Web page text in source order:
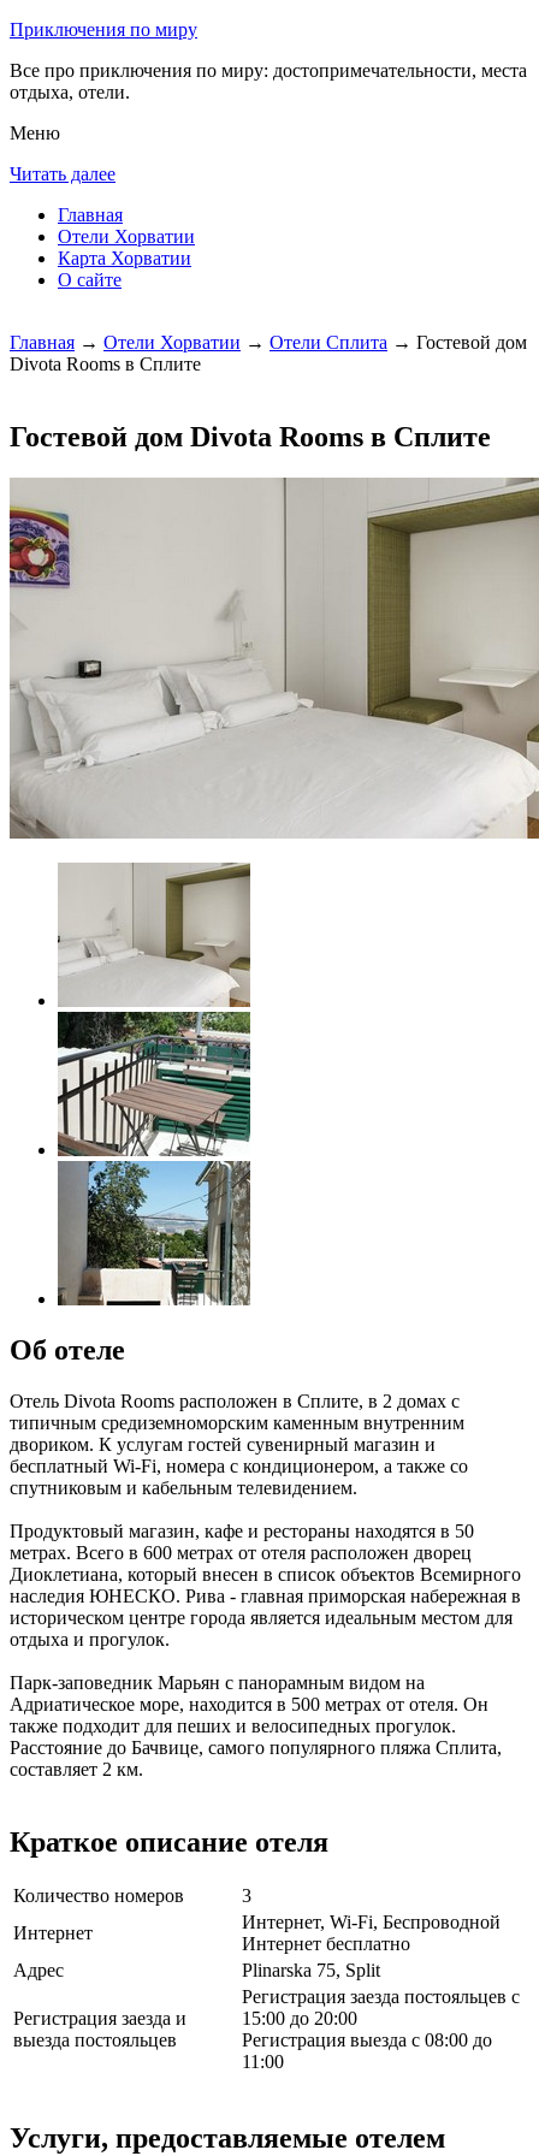
Приключения по миру
Все про приключения по миру: достопримечательности, места
отдыха, отели.
Меню
Читать далее
Главная
Отели Хорватии
Карта Хорватии
О сайте
Главная → Отели Хорватии → Отели Сплита → Гостевой дом
Divota Rooms в Сплите
Гостевой дом Divota Rooms в Сплите
Об отеле
Отель Divota Rooms расположен в Сплите, в 2 домах с
типичным средиземноморским каменным внутренним
двориком. К услугам гостей сувенирный магазин и
бесплатный Wi-Fi, номера с кондиционером, а также со
спутниковым и кабельным телевидением.
Продуктовый магазин, кафе и рестораны находятся в 50
метрах. Всего в 600 метрах от отеля расположен дворец
Диоклетиана, который внесен в список объектов Всемирного
наследия ЮНЕСКО. Рива - главная приморская набережная в
историческом центре города является идеальным местом для
отдыха и прогулок.
Парк-заповедник Марьян с панорамным видом на
Адриатическое море, находится в 500 метрах от отеля. Он
также подходит для пеших и велосипедных прогулок.
Расстояние до Бачвице, самого популярного пляжа Сплита,
составляет 2 км.
Краткое описание отеля
Количество номеров
3
Интернет
Интернет, Wi-Fi, Беспроводной
Интернет бесплатно
Адрес
Plinarska 75, Split
Регистрация заезда и
выезда постояльцев
Регистрация заезда постояльцев с
15:00 до 20:00
Регистрация выезда с 08:00 до
11:00
Услуги, предоставляемые отелем